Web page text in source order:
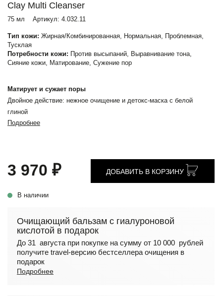
Clay Multi Cleanser
75 мл Артикул: 4.032.11
Тип кожи: Жирная/Комбинированная, Нормальная, Проблемная,
Тусклая
Потребности кожи: Против высыпаний, Выравнивание тона,
Сияние кожи, Матирование, Сужение пор
Матирует и сужает поры
Двойное действие: нежное очищение и детокс-маска с белой
глиной
Подробнее
3 970 ₽
В наличии
ДОБАВИТЬ В КОРЗИНУ
Очищающий бальзам с гиалуроновой
кислотой в подарок
До 31 августа при покупке на сумму от 10 000 рублей
получите travel-версию бестселлера очищения в
подарок
Подробнее